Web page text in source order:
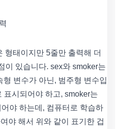
형태이지만 5줄만 출력해 더
이 있습니다. sex와 smoker는
변수가 아닌, 범주형 변수입
표시되어야 하고, smoker는
야 하는데, 컴퓨터로 학습하
야 해서 위와 같이 표기한 겁